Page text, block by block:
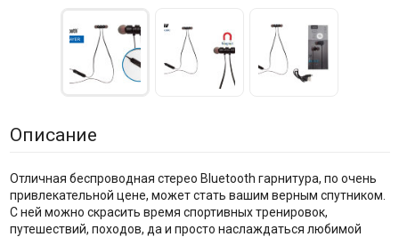
Описание
Отличная беспроводная стерео Bluetooth гарнитура, по очень
привлекательной цене, может стать вашим верным спутником.
С ней можно скрасить время спортивных тренировок,
путешествий, походов, да и просто наслаждаться любимой